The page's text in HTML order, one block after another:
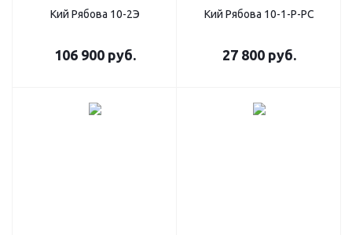
Кий Рябова 10-2Э
106 900руб.
Кий Рябова 10-1-Р-РС
27 800руб.